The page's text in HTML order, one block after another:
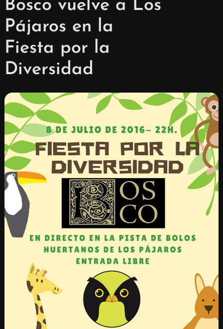
Bosco vuelve a Los
Pájaros en la
Fiesta por la
Diversidad